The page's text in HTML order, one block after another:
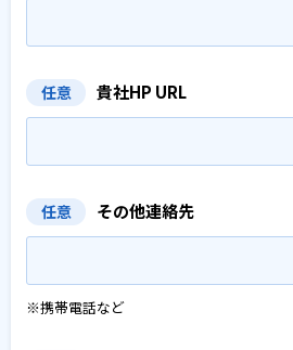
任意 貴社HP URL
任意 その他連絡先
※携帯電話など